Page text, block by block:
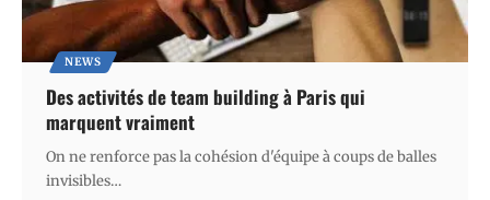
NEWS
Des activités de team building à Paris qui
marquent vraiment
On ne renforce pas la cohésion d'équipe à coups de balles
invisibles…